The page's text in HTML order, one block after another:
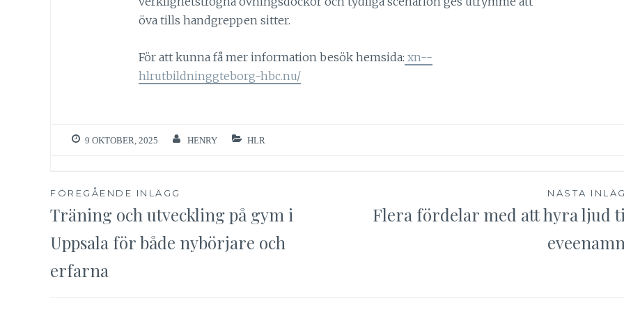
öva tills handgreppen sitter.
För att kunna få mer information besök hemsida: xn--
hlrutbildninggteborg-hbc.nu/
9 OKTOBER, 2025 HENRY HLR
Inläggsnavigering
FÖREGÅENDE INLÄGG
Träning och utveckling på gym i
Uppsala för både nybörjare och
erfarna
NÄSTA
Flera fördelar med att hyra ljud